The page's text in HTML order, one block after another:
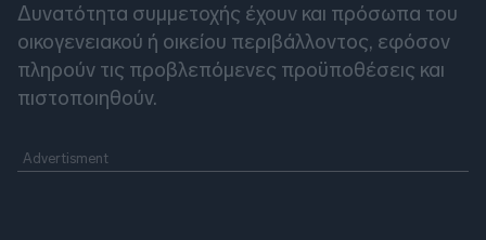
Δυνατότητα συμμετοχής έχουν και πρόσωπα του
οικογενειακού ή οικείου περιβάλλοντος, εφόσον
πληρούν τις προβλεπόμενες προϋποθέσεις και
πιστοποιηθούν.